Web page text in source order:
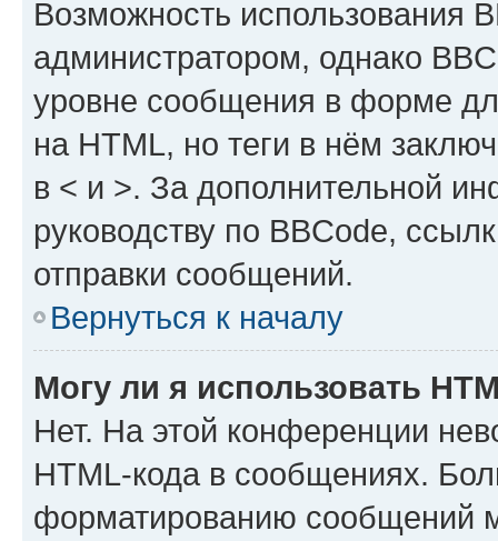
Возможность использования
администратором, однако
уровне сообщения в форме
на HTML, но теги в нём
в < и >. За дополнительной
руководству по BBCode,
отправки сообщений.
Вернуться к началу
Могу ли я использовать
Нет. На этой конференции
HTML-кода в сообщениях.
форматированию сообщений